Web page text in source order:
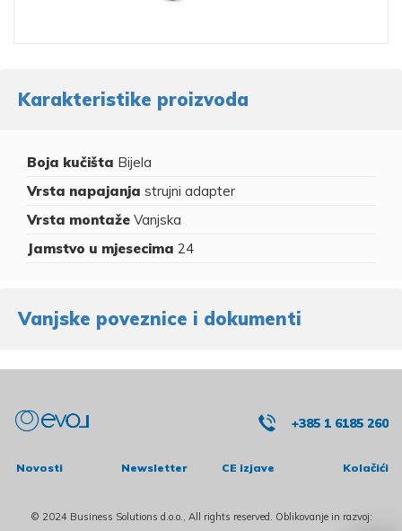
Karakteristike proizvoda
Boja kučišta Bijela
Vrsta napajanja strujni adapter
Vrsta montaže Vanjska
Jamstvo u mjesecima 24
Vanjske poveznice i dokumenti
Novosti Newsletter CE izjave Kolačići
+385 1 6185 260
© 2024 Business Solutions d.o.o., All rights reserved. Oblikovanje in razvoj: